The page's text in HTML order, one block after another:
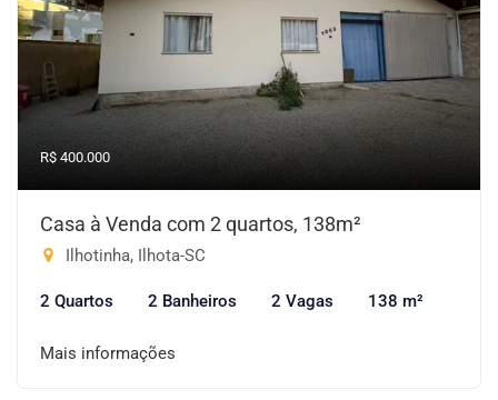
R$ 400.000
Casa à Venda com 2 quartos, 138m²
Ilhotinha, Ilhota-SC
2 Quartos 2 Banheiros 2 Vagas 138 m²
Mais informações